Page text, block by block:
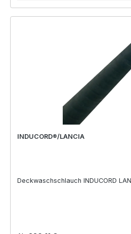
INDUCORD®/LANCIA
Deckwaschschlauch INDUCORD